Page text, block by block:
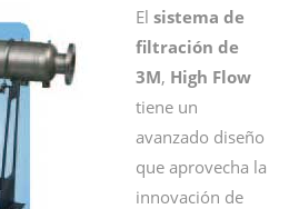
El sistema de
filtración de
3M, High Flow
tiene un
avanzado diseño
que aprovecha la
innovación de